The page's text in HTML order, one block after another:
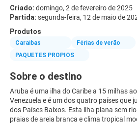
Criado: domingo, 2 de fevereiro de 2025
Partida: segunda-feira, 12 de maio de
Produtos
Caraibas
Férias de verão
PAQUETES PROPIOS
Sobre o destino
Aruba é uma ilha do Caribe a 15 milhas
Venezuela e é um dos quatro países que
dos Países Baixos. Esta ilha plana sem
praias de areia branca e clima tropical